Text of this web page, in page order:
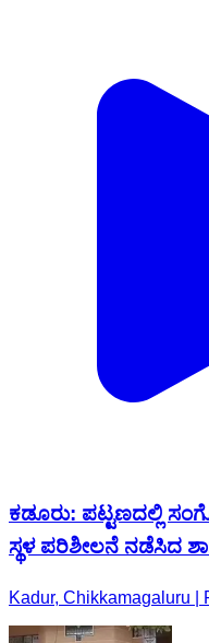
ಕಡೂರು: ಪಟ್ಟಣದಲ್ಲಿ
ಸ್ಥಳ ಪರಿಶೀಲನೆ ನಡೆಸಿದ
Kadur, Chikkamagaluru |